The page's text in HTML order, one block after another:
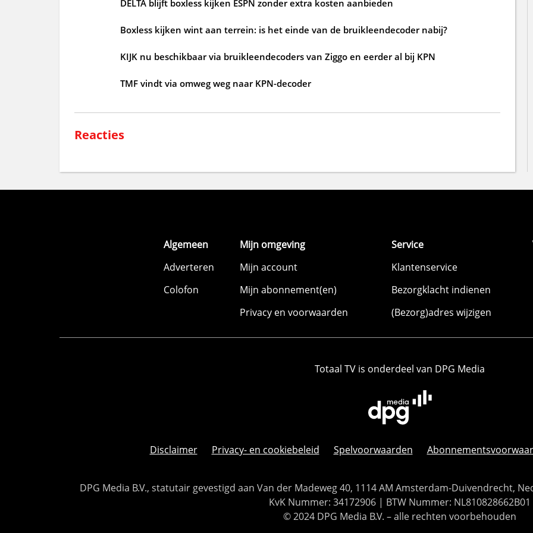
DELTA blijft boxless kijken ESPN zonder extra kosten aanbieden
Boxless kijken wint aan terrein: is het einde van de bruikleendecoder nabij?
KIJK nu beschikbaar via bruikleendecoders van Ziggo en eerder al bij KPN
TMF vindt via omweg weg naar KPN-decoder
Reacties
Algemeen
Adverteren
Colofon
Mijn omgeving
Mijn account
Mijn abonnement(en)
Privacy en voorwaarden
Service
Klantenservice
Bezorgklacht indienen
(Bezorg)adres wijzigen
Totaal TV is onderdeel van DPG Media
Disclaimer Privacy- en cookiebeleid Spelvoorwaarden
DPG Media B.V., statutair gevestigd aan Van der Madeweg 40, 1114 AM Amsterdam-Duivendrecht,
KvK Nummer: 34172906 | BTW Nummer: NL810828662B01
© 2024 DPG Media B.V. – alle rechten voorbehouden